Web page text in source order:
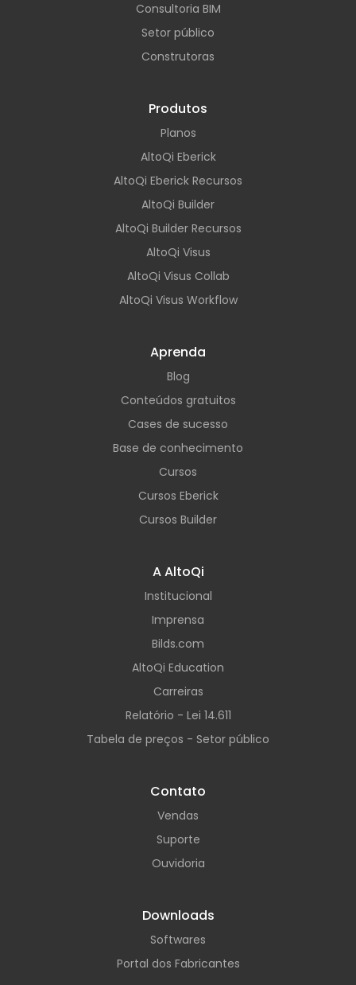
Consultoria BIM
Setor público
Construtoras
Produtos
Planos
AltoQi Eberick
AltoQi Eberick Recursos
AltoQi Builder
AltoQi Builder Recursos
AltoQi Visus
AltoQi Visus Collab
AltoQi Visus Workflow
Aprenda
Blog
Conteúdos gratuitos
Cases de sucesso
Base de conhecimento
Cursos
Cursos Eberick
Cursos Builder
A AltoQi
Institucional
Imprensa
Bilds.com
AltoQi Education
Carreiras
Relatório - Lei 14.611
Tabela de preços - Setor público
Contato
Vendas
Suporte
Ouvidoria
Downloads
Softwares
Portal dos Fabricantes